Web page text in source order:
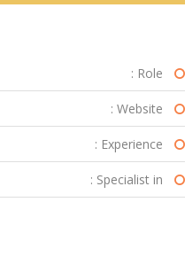
Role :
Website :
Experience :
Specialist in :